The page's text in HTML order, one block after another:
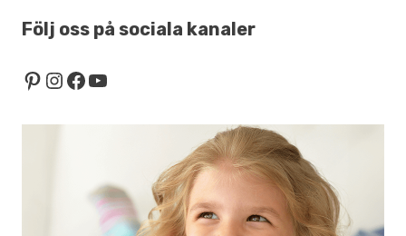
Följ oss på sociala kanaler
Pinterest
Instagram
Facebook
YouTube